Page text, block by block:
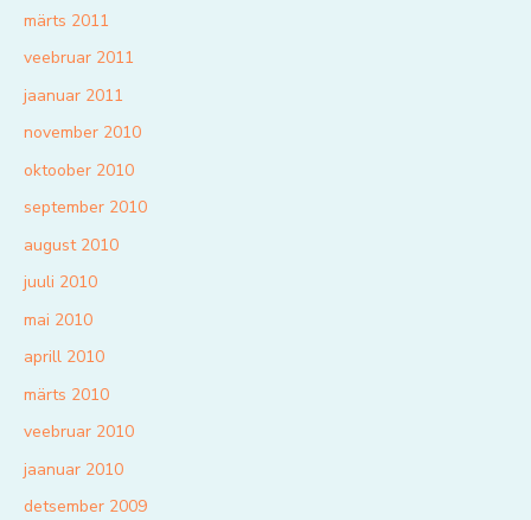
märts 2011
veebruar 2011
jaanuar 2011
november 2010
oktoober 2010
september 2010
august 2010
juuli 2010
mai 2010
aprill 2010
märts 2010
veebruar 2010
jaanuar 2010
detsember 2009